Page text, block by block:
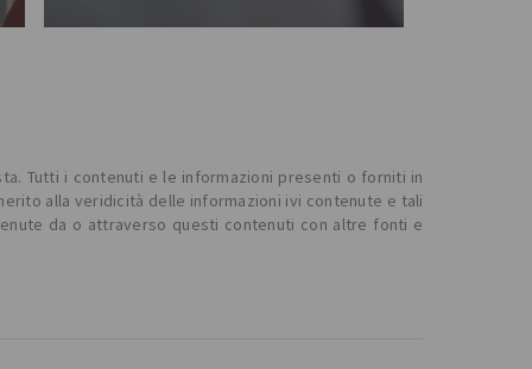
Tutti i contenuti e le informazioni presenti o forniti in
alla veridicità delle informazioni ivi contenute e tali
da o attraverso questi contenuti con altre fonti e